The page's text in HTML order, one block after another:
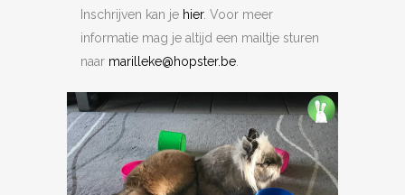
Inschrijven kan je hier. Voor meer
informatie mag je altijd een mailtje sturen
naar marilleke@hopster.be